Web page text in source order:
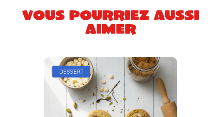
Vous pourriez aussi
aimer
DESSERT